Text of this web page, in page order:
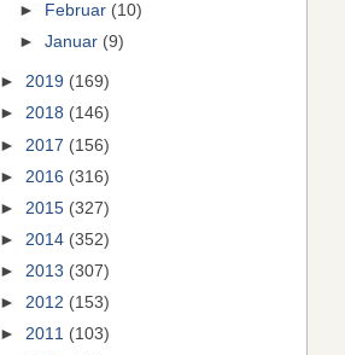
►
Februar (10)
►Januar (9)
► 2019 (169)
► 2018 (146)
► 2017 (156)
► 2016 (316)
► 2015 (327)
► 2014 (352)
► 2013 (307)
► 2012 (153)
► 2011 (103)